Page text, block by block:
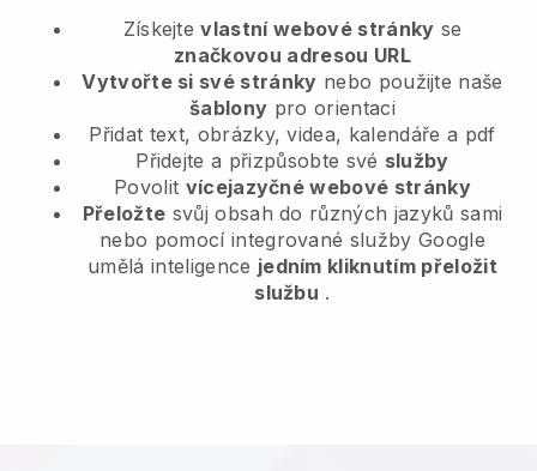
Získejtevlastní webové stránky se
značkovou adresou URL
Vytvořte si své stránky nebo použijte naše
šablony pro orientaci
Přidat text, obrázky, videa, kalendáře a pdf
Přidejte a přizpůsobte své služby
Povolit vícejazyčné webové stránky
Přeložte svůj obsah do různých jazyků sami
nebo pomocí integrované služby Google
umělá inteligence jedním kliknutím přeložit
službu .